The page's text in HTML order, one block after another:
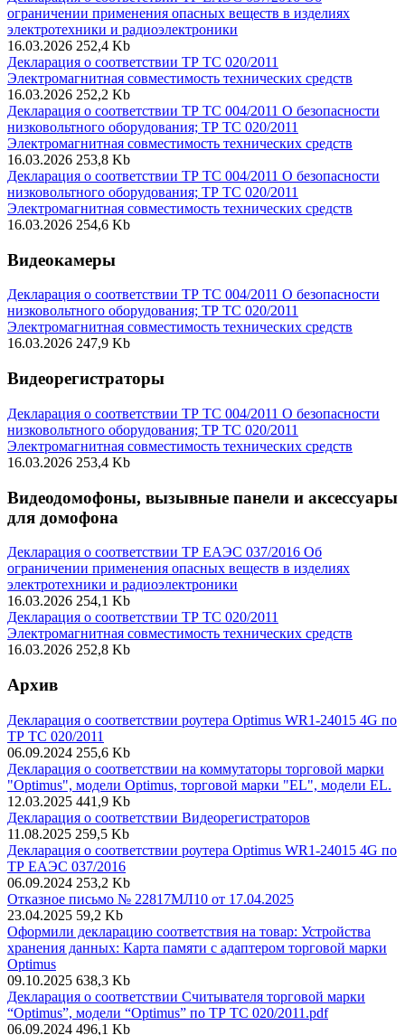
ограничении применения опасных веществ в изделиях
электротехники и радиоэлектроники
16.03.2026 252,4 Kb
Декларация о соответствии ТР ТС 020/2011
Электромагнитная совместимость технических средств
16.03.2026 252,2 Kb
Декларация о соответствии ТР ТС 004/2011 О безопасности
низковольтного оборудования; ТР ТС 020/2011
Электромагнитная совместимость технических средств
16.03.2026 253,8 Kb
Декларация о соответствии ТР ТС 004/2011 О безопасности
низковольтного оборудования; ТР ТС 020/2011
Электромагнитная совместимость технических средств
16.03.2026 254,6 Kb
Видеокамеры
Декларация о соответствии ТР ТС 004/2011 О безопасности
низковольтного оборудования; ТР ТС 020/2011
Электромагнитная совместимость технических средств
16.03.2026 247,9 Kb
Видеорегистраторы
Декларация о соответствии ТР ТС 004/2011 О безопасности
низковольтного оборудования; ТР ТС 020/2011
Электромагнитная совместимость технических средств
16.03.2026 253,4 Kb
Видеодомофоны, вызывные панели и аксессуары
для домофона
Декларация о соответствии ТР ЕАЭС 037/2016 Об
ограничении применения опасных веществ в изделиях
электротехники и радиоэлектроники
16.03.2026 254,1 Kb
Декларация о соответствии ТР ТС 020/2011
Электромагнитная совместимость технических средств
16.03.2026 252,8 Kb
Архив
Декларация о соответствии роутера Optimus WR1-24015 4G по
ТР ТС 020/2011
06.09.2024 255,6 Kb
Декларация о соответствии на коммутаторы торговой марки
"Optimus", модели Optimus, торговой марки "EL", модели EL.
12.03.2025 441,9 Kb
Декларация о соответствии Видеорегистраторов
11.08.2025 259,5 Kb
Декларация о соответствии роутера Optimus WR1-24015 4G по
ТР ЕАЭС 037/2016
06.09.2024 253,2 Kb
Отказное письмо № 22817МЛ10 от 17.04.2025
23.04.2025 59,2 Kb
Оформили декларацию соответствия на товар: Устройства
хранения данных: Карта памяти с адаптером торговой марки
Optimus
09.10.2025 638,3 Kb
Декларация о соответствии Считывателя торговой марки
“Optimus”, модели “Optimus” по ТР ТС 020/2011.pdf
06.09.2024 496,1 Kb